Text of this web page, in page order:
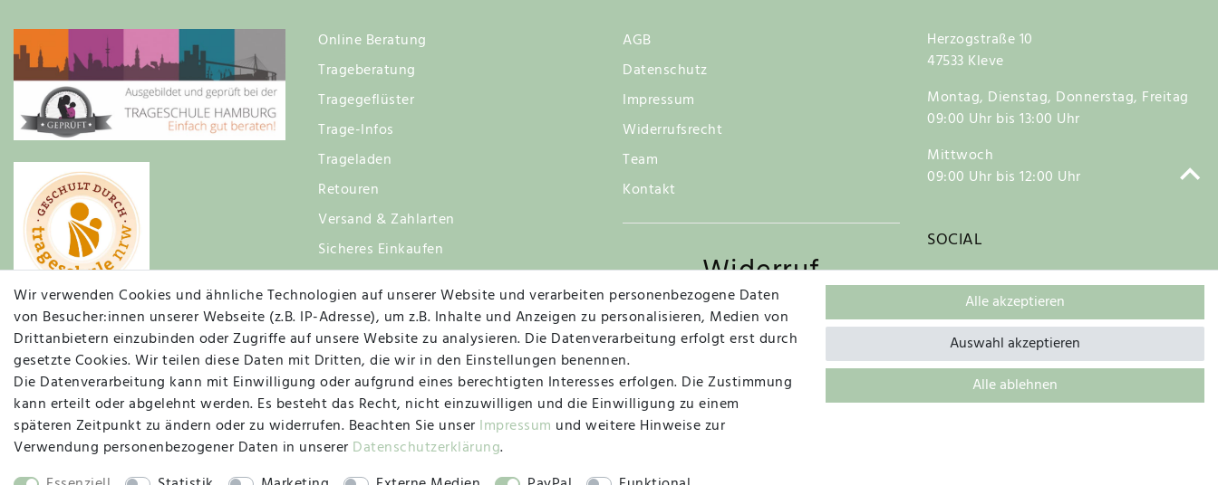
Online Beratung
Trageberatung
Tragegeflüster
Trage-Infos
Trageladen
Retouren
Versand & Zahlarten
Sicheres Einkaufen
AGB
Datenschutz
Impressum
Widerrufsrecht
Team
Kontakt
Widerruf
Vertrag widerrufen
Herzogstraße 10
47533 Kleve
Montag, Dienstag, Donnerstag, Freitag
09:00 Uhr bis 13:00 Uhr
Mittwoch
09:00 Uhr bis 12:00 Uhr
SOCIAL
Wir verwenden Cookies und ähnliche Technologien auf unserer Website und verarbeiten personenbezogene Daten
von Besucher:innen unserer Webseite (z.B. IP-Adresse), um z.B. Inhalte und Anzeigen zu personalisieren, Medien von
Drittanbietern einzubinden oder Zugriffe auf unsere Website zu analysieren. Die Datenverarbeitung erfolgt erst durch
gesetzte Cookies. Wir teilen diese Daten mit Dritten, die wir in den Einstellungen benennen.
Die Datenverarbeitung kann mit Einwilligung oder aufgrund eines berechtigten Interesses erfolgen. Die Zustimmung
kann erteilt oder abgelehnt werden. Es besteht das Recht, nicht einzuwilligen und die Einwilligung zu einem
späteren Zeitpunkt zu ändern oder zu widerrufen. Beachten Sie unser Impressum und weitere Hinweise zur
Verwendung personenbezogener Daten in unserer Daten­schutz­erklärung.
Alle akzeptieren
Alle ablehnen
Auswahl akzeptieren